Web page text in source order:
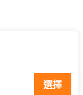
選擇